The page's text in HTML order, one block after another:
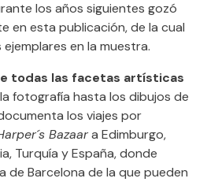
los años siguientes gozó
en esta publicación, de la cual
en la muestra.
todas las facetas artísticas
fotografía hasta los dibujos de
los viajes por
Bazaara Edimburgo,
Turquía y España, donde
de Barcelona de la que pueden